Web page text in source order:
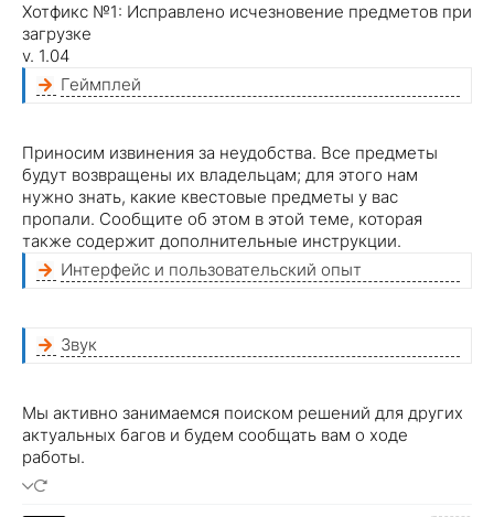
Хотфикс №1: Исправлено исчезновение предметов при
загрузке
v. 1.04
Геймплей
Приносим извинения за неудобства. Все предметы
будут возвращены их владельцам; для этого нам
нужно знать, какие квестовые предметы у вас
пропали. Сообщите об этом в этой теме, которая
также содержит дополнительные инструкции.
Интерфейс и пользовательский опыт
Звук
Мы активно занимаемся поиском решений для других
актуальных багов и будем сообщать вам о ходе
работы.